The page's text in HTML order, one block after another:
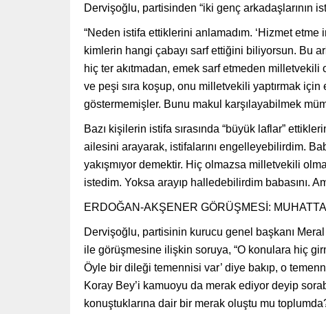
Dervişoğlu, partisinden “iki genç arkadaşlarının
“Neden istifa ettiklerini anlamadım. ‘Hizmet
kimlerin hangi çabayı sarf ettiğini biliyorsun. Bu
hiç ter akıtmadan, emek sarf etmeden
ve peşi sıra koşup, onu milletvekili yaptırmak için
göstermemişler. Bunu makul karşılayabilmek
Bazı kişilerin istifa sırasında “büyük laflar”
ailesini arayarak, istifalarını engelleyebilirdim.
yakışmıyor demektir. Hiç olmazsa milletvekili
istedim. Yoksa arayıp halledebilirdim babasını.
ERDOĞAN-AKŞENER GÖRÜŞMESİ:
Dervişoğlu, partisinin kurucu genel başkanı
ile görüşmesine ilişkin soruya, “O konulara hiç
Öyle bir dileği temennisi var’ diye bakıp, o
Koray Bey’i kamuoyu da merak ediyor deyip
konuştuklarına dair bir merak oluştu mu